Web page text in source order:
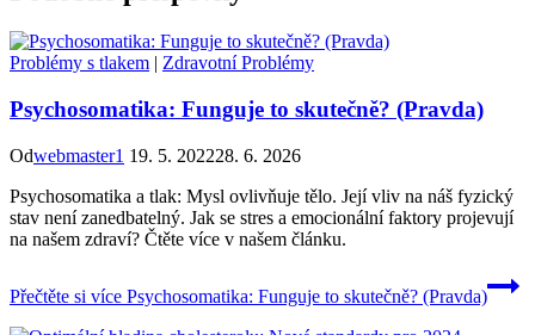
Problémy s tlakem | Zdravotní Problémy
Psychosomatika: Funguje to skutečně? (Pravda)
Odwebmaster1 19. 5. 202228. 6. 2026
Psychosomatika a tlak: Mysl ovlivňuje tělo. Její vliv na náš fyzický
stav není zanedbatelný. Jak se stres a emocionální faktory projevují
na našem zdraví? Čtěte více v našem článku.
Přečtěte si více Psychosomatika: Funguje to skutečně? (Pravda)